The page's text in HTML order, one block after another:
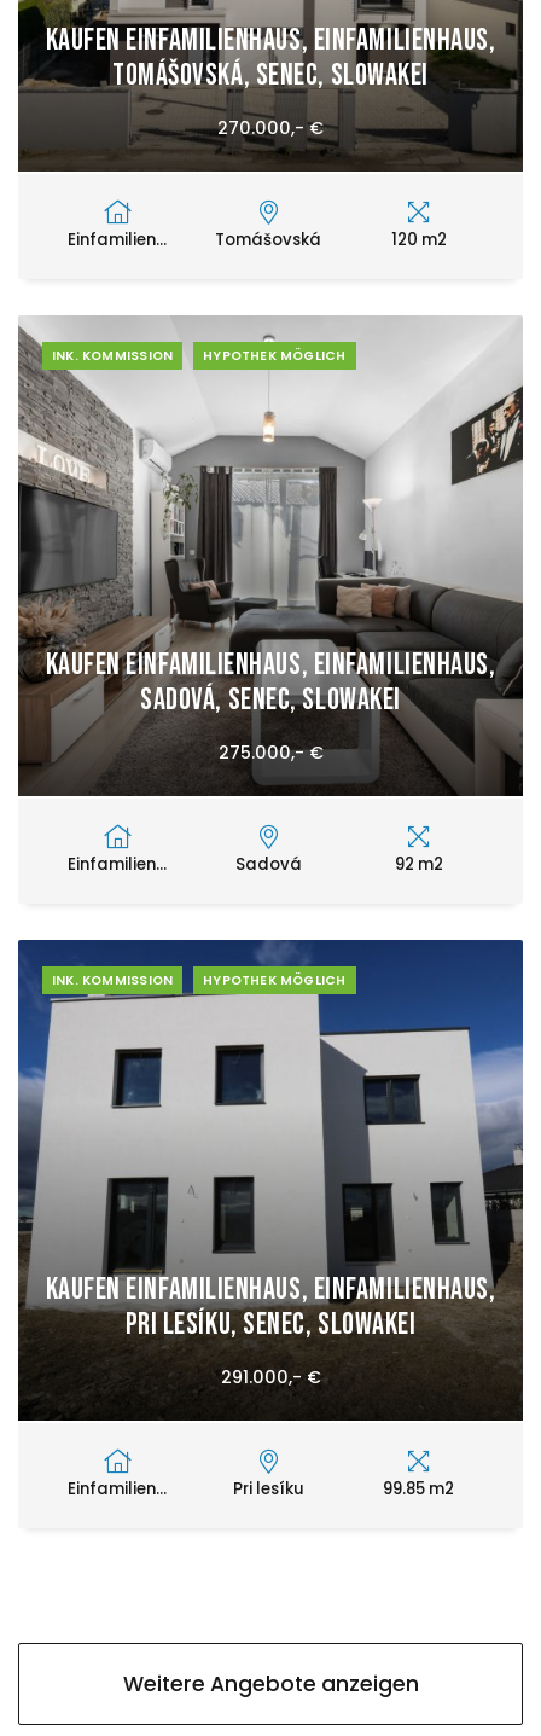
Kaufen Einfamilienhaus, Einfamilienhaus,
Tomášovská, Senec, Slowakei
270.000,- €
Einfamilien... Tomášovská 120 m2
INK. KOMMISSION HYPOTHEK MÖGLICH
Kaufen Einfamilienhaus, Einfamilienhaus,
Sadová, Senec, Slowakei
275.000,- €
Einfamilien... Sadová 92 m2
INK. KOMMISSION HYPOTHEK MÖGLICH
Kaufen Einfamilienhaus, Einfamilienhaus,
Pri lesíku, Senec, Slowakei
291.000,- €
Einfamilien... Pri lesíku 99.85 m2
Weitere Angebote anzeigen